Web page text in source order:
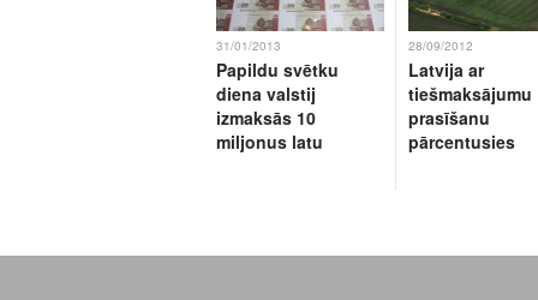
31/01/2013
Papildu svētku
diena valstij
izmaksās 10
miljonus latu
28/09/2012
Latvija ar
tiešmaksājumu
prasīšanu
pārcentusies